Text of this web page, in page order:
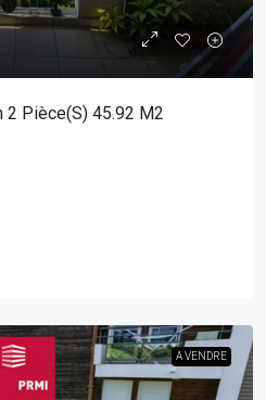
2 Pièce(s) 45.92 M2
A VENDRE